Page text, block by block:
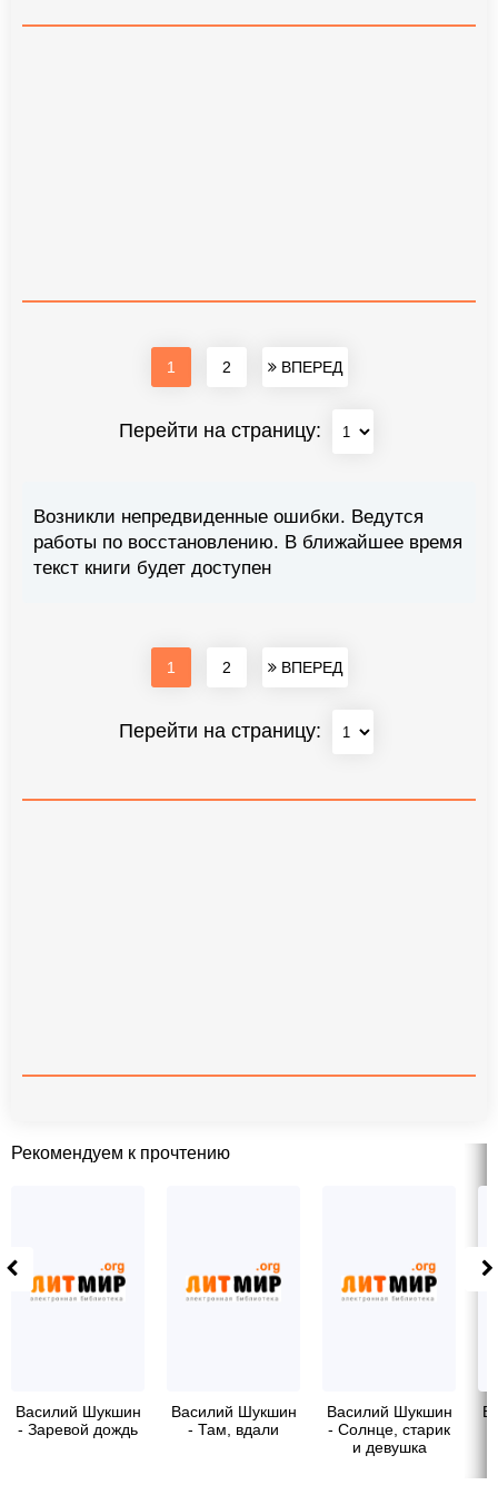
1 2 ВПЕРЕД
Перейти на страницу:
Возникли непредвиденные ошибки. Ведутся
работы по восстановлению. В ближайшее время
текст книги будет доступен
1 2 ВПЕРЕД
Перейти на страницу:
Рекомендуем к прочтению
Василий Шукшин
- Заревой дождь
Василий Шукшин
- Там, вдали
Василий Шукшин
- Солнце, старик
и девушка